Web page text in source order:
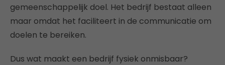
gemeenschappelijk doel. Het bedrijf bestaat alleen
maar omdat het faciliteert in de communicatie om
doelen te bereiken.
Dus wat maakt een bedrijf fysiek onmisbaar?